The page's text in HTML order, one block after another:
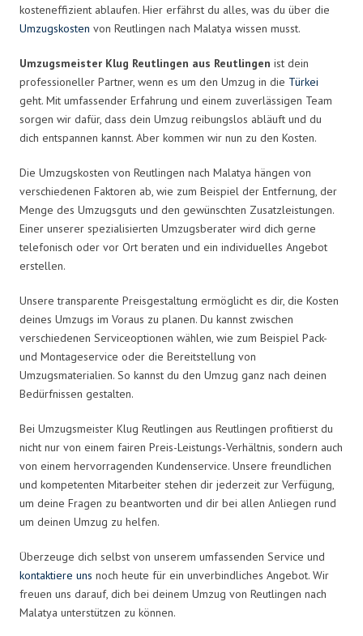
kosteneffizient ablaufen. Hier erfährst du alles, was du über die
Umzugskosten von Reutlingen nach Malatya wissen musst.
Umzugsmeister Klug Reutlingen aus Reutlingen ist dein
professioneller Partner, wenn es um den Umzug in die Türkei
geht. Mit umfassender Erfahrung und einem zuverlässigen Team
sorgen wir dafür, dass dein Umzug reibungslos abläuft und du
dich entspannen kannst. Aber kommen wir nun zu den Kosten.
Die Umzugskosten von Reutlingen nach Malatya hängen von
verschiedenen Faktoren ab, wie zum Beispiel der Entfernung, der
Menge des Umzugsguts und den gewünschten Zusatzleistungen.
Einer unserer spezialisierten Umzugsberater wird dich gerne
telefonisch oder vor Ort beraten und ein individuelles Angebot
erstellen.
Unsere transparente Preisgestaltung ermöglicht es dir, die Kosten
deines Umzugs im Voraus zu planen. Du kannst zwischen
verschiedenen Serviceoptionen wählen, wie zum Beispiel Pack-
und Montageservice oder die Bereitstellung von
Umzugsmaterialien. So kannst du den Umzug ganz nach deinen
Bedürfnissen gestalten.
Bei Umzugsmeister Klug Reutlingen aus Reutlingen profitierst du
nicht nur von einem fairen Preis-Leistungs-Verhältnis, sondern auch
von einem hervorragenden Kundenservice. Unsere freundlichen
und kompetenten Mitarbeiter stehen dir jederzeit zur Verfügung,
um deine Fragen zu beantworten und dir bei allen Anliegen rund
um deinen Umzug zu helfen.
Überzeuge dich selbst von unserem umfassenden Service und
kontaktiere uns noch heute für ein unverbindliches Angebot. Wir
freuen uns darauf, dich bei deinem Umzug von Reutlingen nach
Malatya unterstützen zu können.